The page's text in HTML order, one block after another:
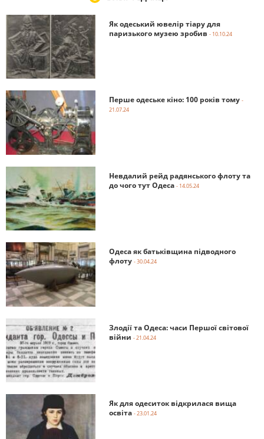
Як одеський ювелір тіару для
паризького музею зробив - 10.10.24
Перше одеське кіно: 100 років тому -
21.07.24
Невдалий рейд радянського флоту та
до чого тут Одеса - 14.05.24
Одеса як батьківщина підводного
флоту - 30.04.24
Злодії та Одеса: часи Першої світової
війни - 21.04.24
Як для одеситок відкрилася вища
освіта - 23.01.24